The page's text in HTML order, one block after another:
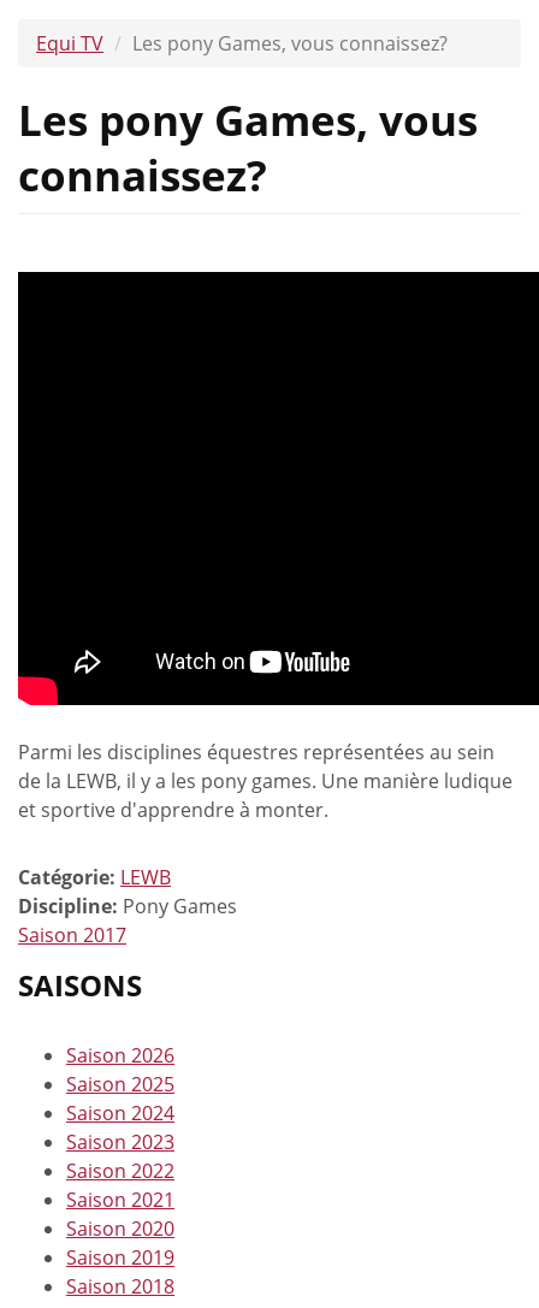
Equi TV Les pony Games, vous connaissez?
Les pony Games, vous
connaissez?
Parmi les disciplines équestres représentées au sein
de la LEWB, il y a les pony games. Une manière ludique
et sportive d'apprendre à monter.
Catégorie: LEWB
Discipline: Pony Games
Saison 2017
SAISONS
Saison 2026
Saison 2025
Saison 2024
Saison 2023
Saison 2022
Saison 2021
Saison 2020
Saison 2019
Saison 2018